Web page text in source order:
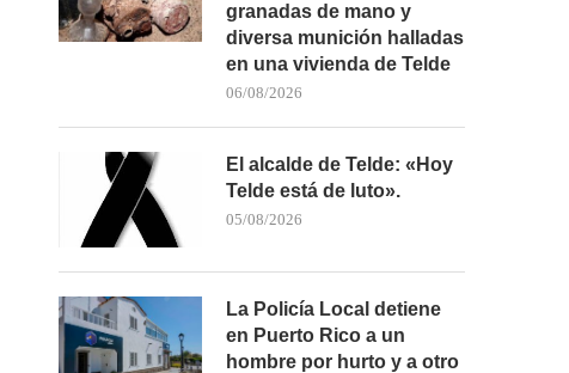
granadas de mano y
diversa munición halladas
en una vivienda de Telde
06/08/2026
El alcalde de Telde: «Hoy
Telde está de luto».
05/08/2026
La Policía Local detiene
en Puerto Rico a un
hombre por hurto y a otro